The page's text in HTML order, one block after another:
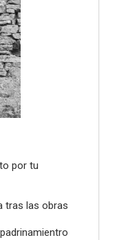
por tu
tras las obras